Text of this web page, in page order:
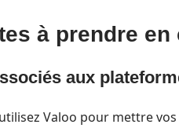
à prendre en
aux
Valoo pour mettre